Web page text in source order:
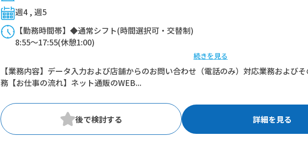
週4 , 週5
【勤務時間帯】◆通常シフト(時間選択可・交替制)
8:55〜17:55(休憩1:00)
※残業：1〜10時間程度/月
続きを見る
【業務内容】データ入力および店舗からのお問い合わせ（電話のみ）対応業務および
務【お仕事の流れ】ネット通販のWEB...
詳細を見る